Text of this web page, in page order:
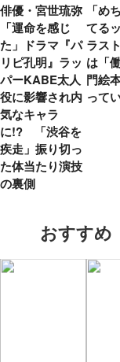
俳優・宮世琉弥
「運命を感じ
た」ドラマ『パ
リピ孔明』ラッ
パーKABE太人
役に影響され内
気なキャラ
に!? 「渋谷を
疾走」振り切っ
た体当たり演技
の裏側
「め
てる
ラス
は「
門絵
って
おすす